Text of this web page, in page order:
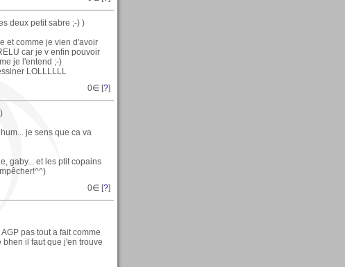
deux petit sabre ;-) )
et comme je vien d'avoir
car je v enfin pouvoir
je l'entend ;-)
LOLLLLLL
0∈ [?]
je sens que ca va
gaby... et les ptit copains
0∈ [?]
pas tout a fait comme
bhen il faut que j'en trouve